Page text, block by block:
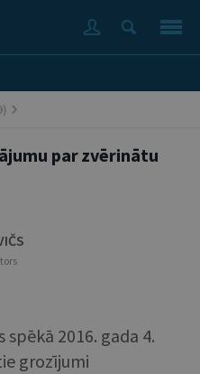
par zvērinātu
spēkā 2016. gada 4.
grozījumi